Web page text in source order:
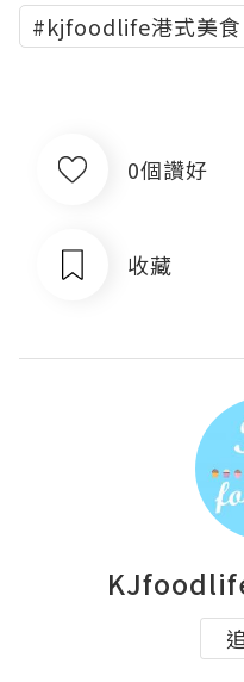
#kjfoodlife港式美食
0個讚好
收藏